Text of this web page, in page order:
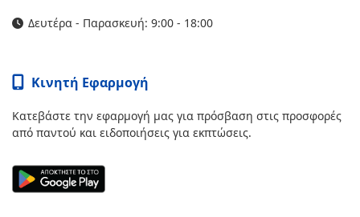
Δευτέρα - Παρασκευή: 9:00 - 18:00
Κινητή Εφαρμογή
Κατεβάστε την εφαρμογή μας για πρόσβαση στις προσφορές
από παντού και ειδοποιήσεις για εκπτώσεις.